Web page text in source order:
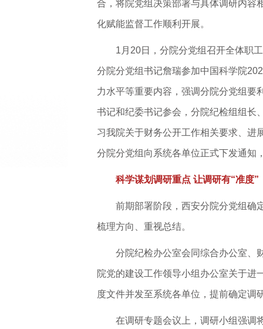
合，将院党组决策部署与具体调研内容
化赋能监督工作顺利开展。
1月20日，分院分党组召开全体职
分院分党组书记詹瑞参加中国科学院
力水平等重要内容，强调分院分党组要
书记和纪委书记参会，分院纪检组组长
习我院关于财务公开工作相关要求、进
分院分党组向系统各单位正式下发通知
科学谋划调研重点 让调研有“准度”
前期部署阶段，西安分院分党组确
梳理方向、重视总结。
分院纪检办公室会同综合办公室、
院党的建设工作领导小组办公室关于进
度文件并发至系统各单位，提前确定调
在调研专题会议上，调研小组强调